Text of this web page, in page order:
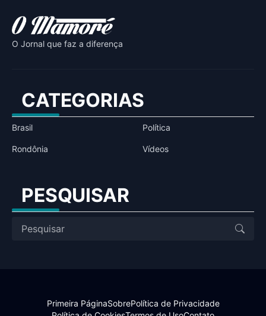
O Jornal que faz a diferença
CATEGORIAS
Brasil Política
Rondônia Vídeos
PESQUISAR
Primeira PáginaSobrePolítica de Privacidade